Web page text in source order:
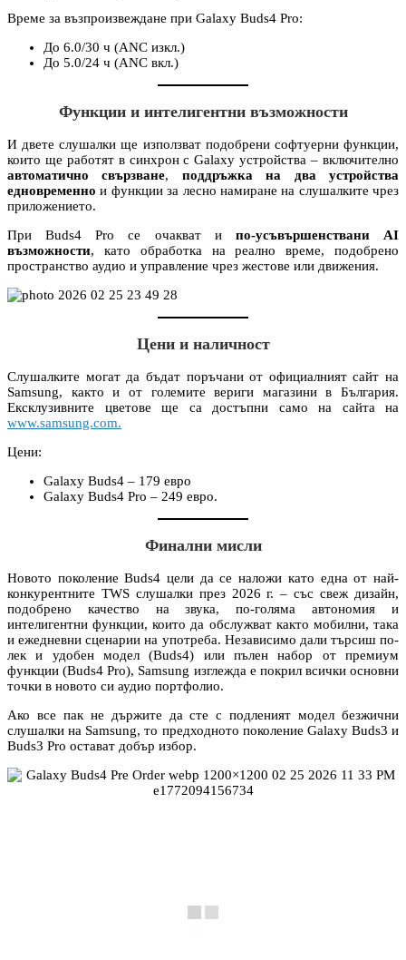
Време за възпроизвеждане при Galaxy Buds4 Pro:
До 6.0/30 ч (ANC изкл.)
До 5.0/24 ч (ANC вкл.)
Функции и интелигентни възможности
И двете слушалки ще използват подобрени софтуерни функции,
които ще работят в синхрон с Galaxy устройства – включително
автоматично свързване, поддръжка на два устройства
едновременно и функции за лесно намиране на слушалките чрез
приложението.
При Buds4 Pro се очакват и по-усъвършенствани AI
възможности, като обработка на реално време, подобрено
пространство аудио и управление чрез жестове или движения.
Цени и наличност
Слушалките могат да бъдат поръчани от официалният сайт на
Samsung, както и от големите вериги магазини в България.
Ексклузивните цветове ще са достъпни само на сайта на
www.samsung.com.
Цени:
Galaxy Buds4 – 179 евро
Galaxy Buds4 Pro – 249 евро.
Финални мисли
Новото поколение Buds4 цели да се наложи като една от най-
конкурентните TWS слушалки през 2026 г. – със свеж дизайн,
подобрено качество на звука, по-голяма автономия и
интелигентни функции, които да обслужват както мобилни, така
и ежедневни сценарии на употреба. Независимо дали търсиш по-
лек и удобен модел (Buds4) или пълен набор от премиум
функции (Buds4 Pro), Samsung изглежда е покрил всички основни
точки в новото си аудио портфолио.
Ако все пак не държите да сте с подленият модел безжични
слушалки на Samsung, то предходното поколение Galaxy Buds3 и
Buds3 Pro остават добър избор.